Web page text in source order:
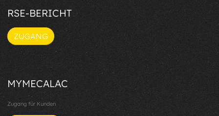
RSE-BERICHT
ZUGANG
MYMECALAC
Zugang für Kunden